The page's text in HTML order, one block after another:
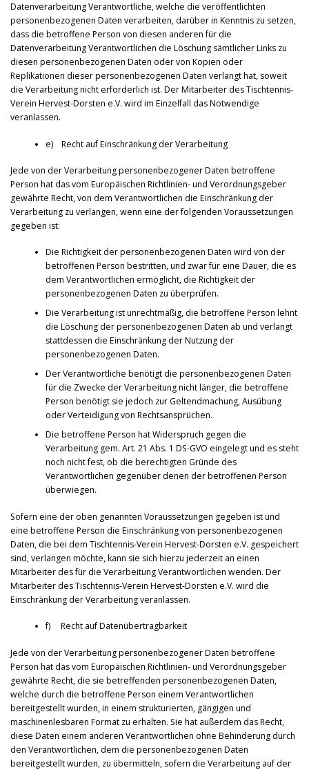
Datenverarbeitung Verantwortliche, welche die veröffentlichten
personenbezogenen Daten verarbeiten, darüber in Kenntnis zu setzen,
dass die betroffene Person von diesen anderen für die
Datenverarbeitung Verantwortlichen die Löschung sämtlicher Links zu
diesen personenbezogenen Daten oder von Kopien oder
Replikationen dieser personenbezogenen Daten verlangt hat, soweit
die Verarbeitung nicht erforderlich ist. Der Mitarbeiter des Tischtennis-
Verein Hervest-Dorsten e.V. wird im Einzelfall das Notwendige
veranlassen.
e) Recht auf Einschränkung der Verarbeitung
Jede von der Verarbeitung personenbezogener Daten betroffene
Person hat das vom Europäischen Richtlinien- und Verordnungsgeber
gewährte Recht, von dem Verantwortlichen die Einschränkung der
Verarbeitung zu verlangen, wenn eine der folgenden Voraussetzungen
gegeben ist:
Die Richtigkeit der personenbezogenen Daten wird von der
betroffenen Person bestritten, und zwar für eine Dauer, die es
dem Verantwortlichen ermöglicht, die Richtigkeit der
personenbezogenen Daten zu überprüfen.
Die Verarbeitung ist unrechtmäßig, die betroffene Person lehnt
die Löschung der personenbezogenen Daten ab und verlangt
stattdessen die Einschränkung der Nutzung der
personenbezogenen Daten.
Der Verantwortliche benötigt die personenbezogenen Daten
für die Zwecke der Verarbeitung nicht länger, die betroffene
Person benötigt sie jedoch zur Geltendmachung, Ausübung
oder Verteidigung von Rechtsansprüchen.
Die betroffene Person hat Widerspruch gegen die
Verarbeitung gem. Art. 21 Abs. 1 DS-GVO eingelegt und es steht
noch nicht fest, ob die berechtigten Gründe des
Verantwortlichen gegenüber denen der betroffenen Person
überwiegen.
Sofern eine der oben genannten Voraussetzungen gegeben ist und
eine betroffene Person die Einschränkung von personenbezogenen
Daten, die bei dem Tischtennis-Verein Hervest-Dorsten e.V. gespeichert
sind, verlangen möchte, kann sie sich hierzu jederzeit an einen
Mitarbeiter des für die Verarbeitung Verantwortlichen wenden. Der
Mitarbeiter des Tischtennis-Verein Hervest-Dorsten e.V. wird die
Einschränkung der Verarbeitung veranlassen.
f) Recht auf Datenübertragbarkeit
Jede von der Verarbeitung personenbezogener Daten betroffene
Person hat das vom Europäischen Richtlinien- und Verordnungsgeber
gewährte Recht, die sie betreffenden personenbezogenen Daten,
welche durch die betroffene Person einem Verantwortlichen
bereitgestellt wurden, in einem strukturierten, gängigen und
maschinenlesbaren Format zu erhalten. Sie hat außerdem das Recht,
diese Daten einem anderen Verantwortlichen ohne Behinderung durch
den Verantwortlichen, dem die personenbezogenen Daten
bereitgestellt wurden, zu übermitteln, sofern die Verarbeitung auf der